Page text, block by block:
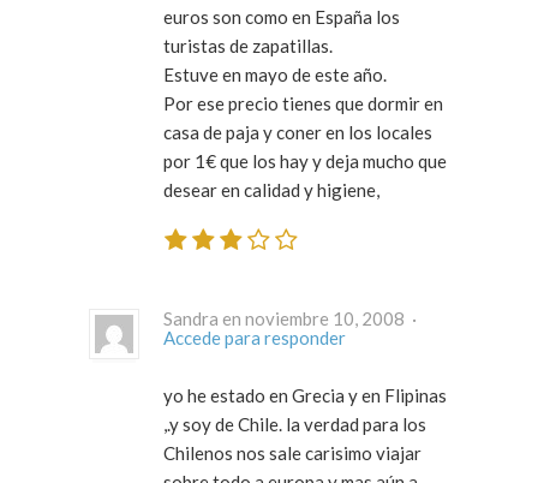
euros son como en España los
turistas de zapatillas.
Estuve en mayo de este año.
Por ese precio tienes que dormir en
casa de paja y coner en los locales
por 1€ que los hay y deja mucho que
desear en calidad y higiene,
Sandra en noviembre 10, 2008 ·
Accede para responder
yo he estado en Grecia y en Flipinas
,.y soy de Chile. la verdad para los
Chilenos nos sale carisimo viajar